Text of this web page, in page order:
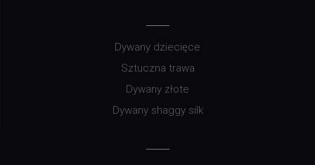
Dywany dziecięce
Sztuczna trawa
Dywany złote
Dywany shaggy silk